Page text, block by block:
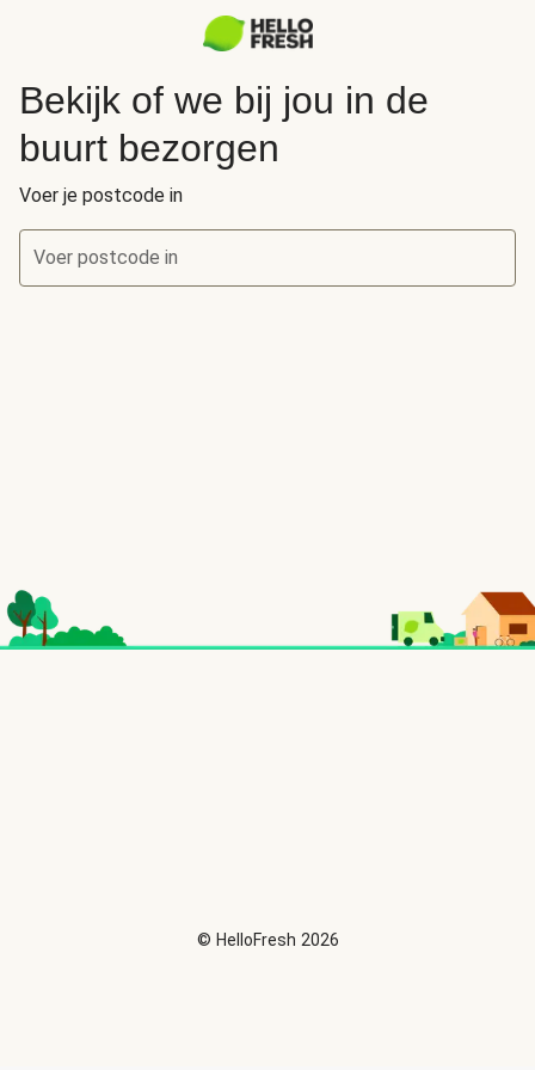
Bekijk of we bij jou in de
buurt bezorgen
Voer je postcode in
Voer postcode in
© HelloFresh 2026